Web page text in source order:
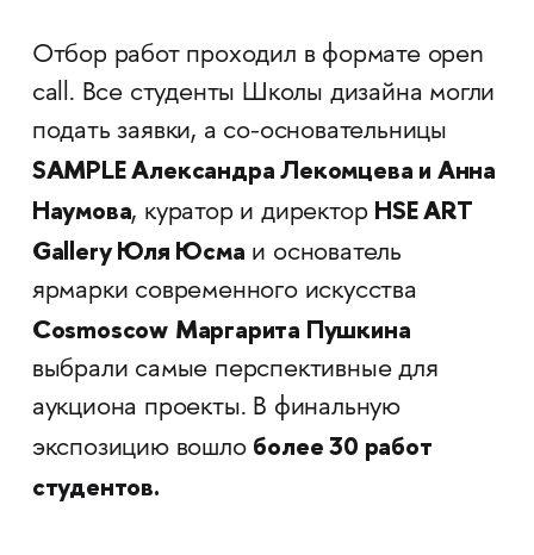
Отбор работ проходил в формате open
call. Все студенты Школы дизайна могли
подать заявки, а со-основательницы
SAMPLE Александра Лекомцева и Анна
Наумова, куратор и директор HSE ART
Gallery Юля Юсма и основатель
ярмарки современного искусства
Cosmoscow Маргарита Пушкина
выбрали самые перспективные для
аукциона проекты. В финальную
экспозицию вошло более 30 работ
студентов.